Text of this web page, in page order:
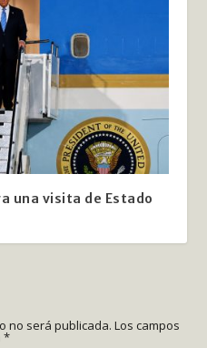
una visita de Estado
no será publicada. Los campos
*